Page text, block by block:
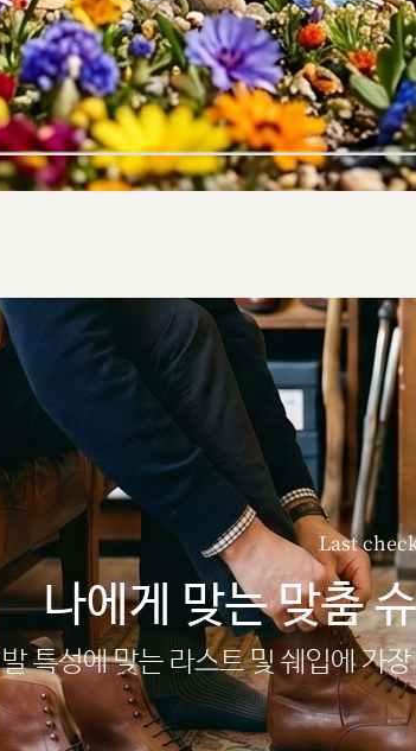
Last
나에게 맞는 맞춤
발 특성에 맞는 라스트 및 쉐입에 가